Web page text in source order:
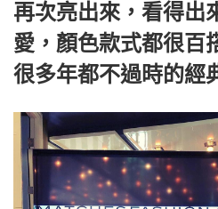
再次亮出來，看得出
愛，顏色款式都很百
很多年都不過時的經